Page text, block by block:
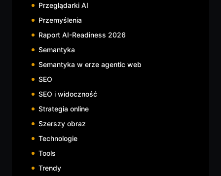
Przeglądarki AI
Przemyślenia
Raport AI-Readiness 2026
Semantyka
Semantyka w erze agentic web
SEO
SEO i widoczność
Strategia online
Szerszy obraz
Technologie
Tools
Trendy